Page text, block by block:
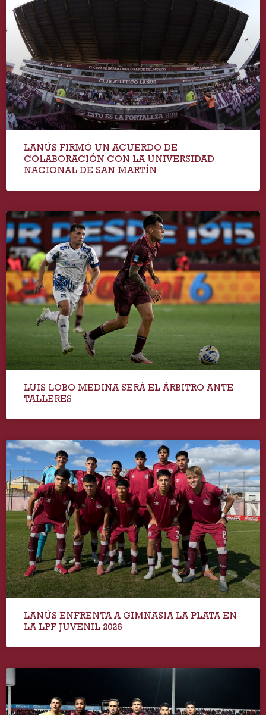
LANÚS FIRMÓ UN ACUERDO DE
COLABORACIÓN CON LA UNIVERSIDAD
NACIONAL DE SAN MARTÍN
LUIS LOBO MEDINA SERÁ EL ÁRBITRO ANTE
TALLERES
LANÚS ENFRENTA A GIMNASIA LA PLATA EN
LA LPF JUVENIL 2026